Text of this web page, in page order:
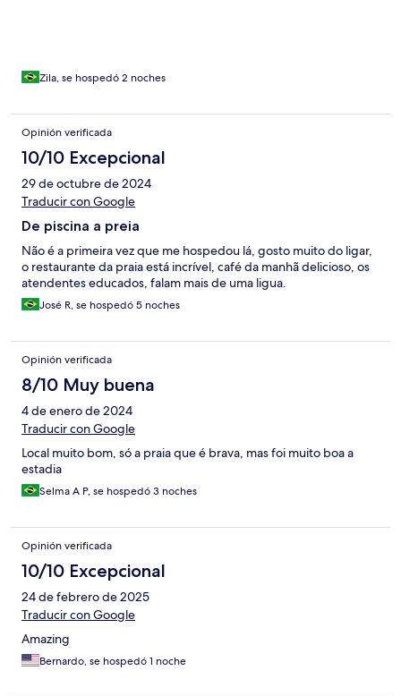
Zila, se hospedó 2 noches
Opinión verificada
10/10 Excepcional
29 de octubre de 2024
Traducir con Google
De piscina a preia
Não é a primeira vez que me hospedou lá, gosto muito do ligar,
o restaurante da praia está incrível, café da manhã delicioso, os
atendentes educados, falam mais de uma ligua.
José R, se hospedó 5 noches
Opinión verificada
8/10 Muy buena
4 de enero de 2024
Traducir con Google
Local muito bom, só a praia que é brava, mas foi muito boa a
estadia
Selma A P, se hospedó 3 noches
Opinión verificada
10/10 Excepcional
24 de febrero de 2025
Traducir con Google
Amazing
Bernardo, se hospedó 1 noche